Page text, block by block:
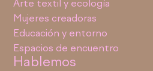
Arte textil y ecología
Mujeres creadoras
Educación y entorno
Espacios de encuentro
Hablemos